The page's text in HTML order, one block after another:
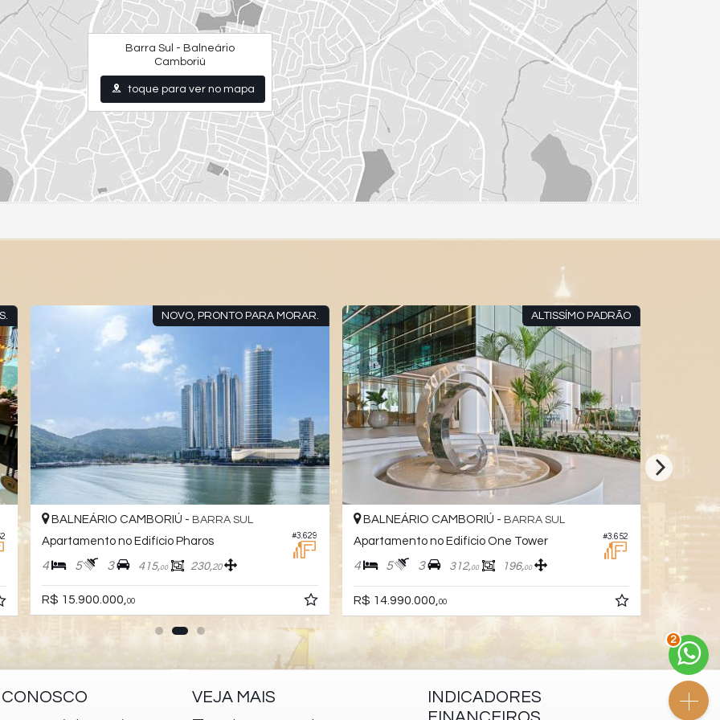
Barra Sul - Balneário
Camboriú
toque para ver no mapa
NOVO, PRONTO PARA MORAR.
#3.629
BALNEÁRIO CAMBORIÚ - BARRA SUL
Apartamento no Edifício Pharos
4 5 3 415,00 230,20
R$ 15.900.000,00
ALTISSÍMO PADRÃO
#3.652
BALNEÁRIO CAMBORIÚ - BARRA SUL
Apartamento no Edifício One Tower
4 5 3 312,00 196,00
R$ 14.990.000, 00
4
CONOSCO VEJA MAIS
INDICADORES
2